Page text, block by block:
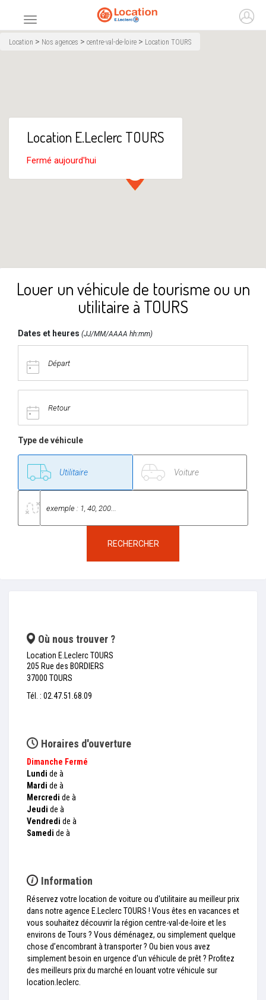
Menu principal
Accueil
Location > Nos agences > centre-val-de-loire > Location TOURS
Location E.Leclerc TOURS
Fermé aujourd'hui
Louer un véhicule de tourisme ou un
utilitaire à TOURS
Dates et heures (JJ/MM/AAAA hh:mm)
Type de véhicule
RECHERCHER
Où nous trouver ?
Location E.Leclerc TOURS
205 Rue des BORDIERS
37000 TOURS
Tél. : 02.47.51.68.09
Horaires d'ouverture
Dimanche Fermé
Lundi de à
Mardi de à
Mercredi de à
Jeudi de à
Vendredi de à
Samedi de à
Information
Réservez votre location de voiture ou d'utilitaire au meilleur prix
dans notre agence E.Leclerc TOURS ! Vous êtes en vacances et
vous souhaitez découvrir la région centre-val-de-loire et les
environs de Tours ? Vous déménagez, ou simplement quelque
chose d’encombrant à transporter ? Ou bien vous avez
simplement besoin en urgence d'un véhicule de prêt ? Profitez
des meilleurs prix du marché en louant votre véhicule sur
location.leclerc.